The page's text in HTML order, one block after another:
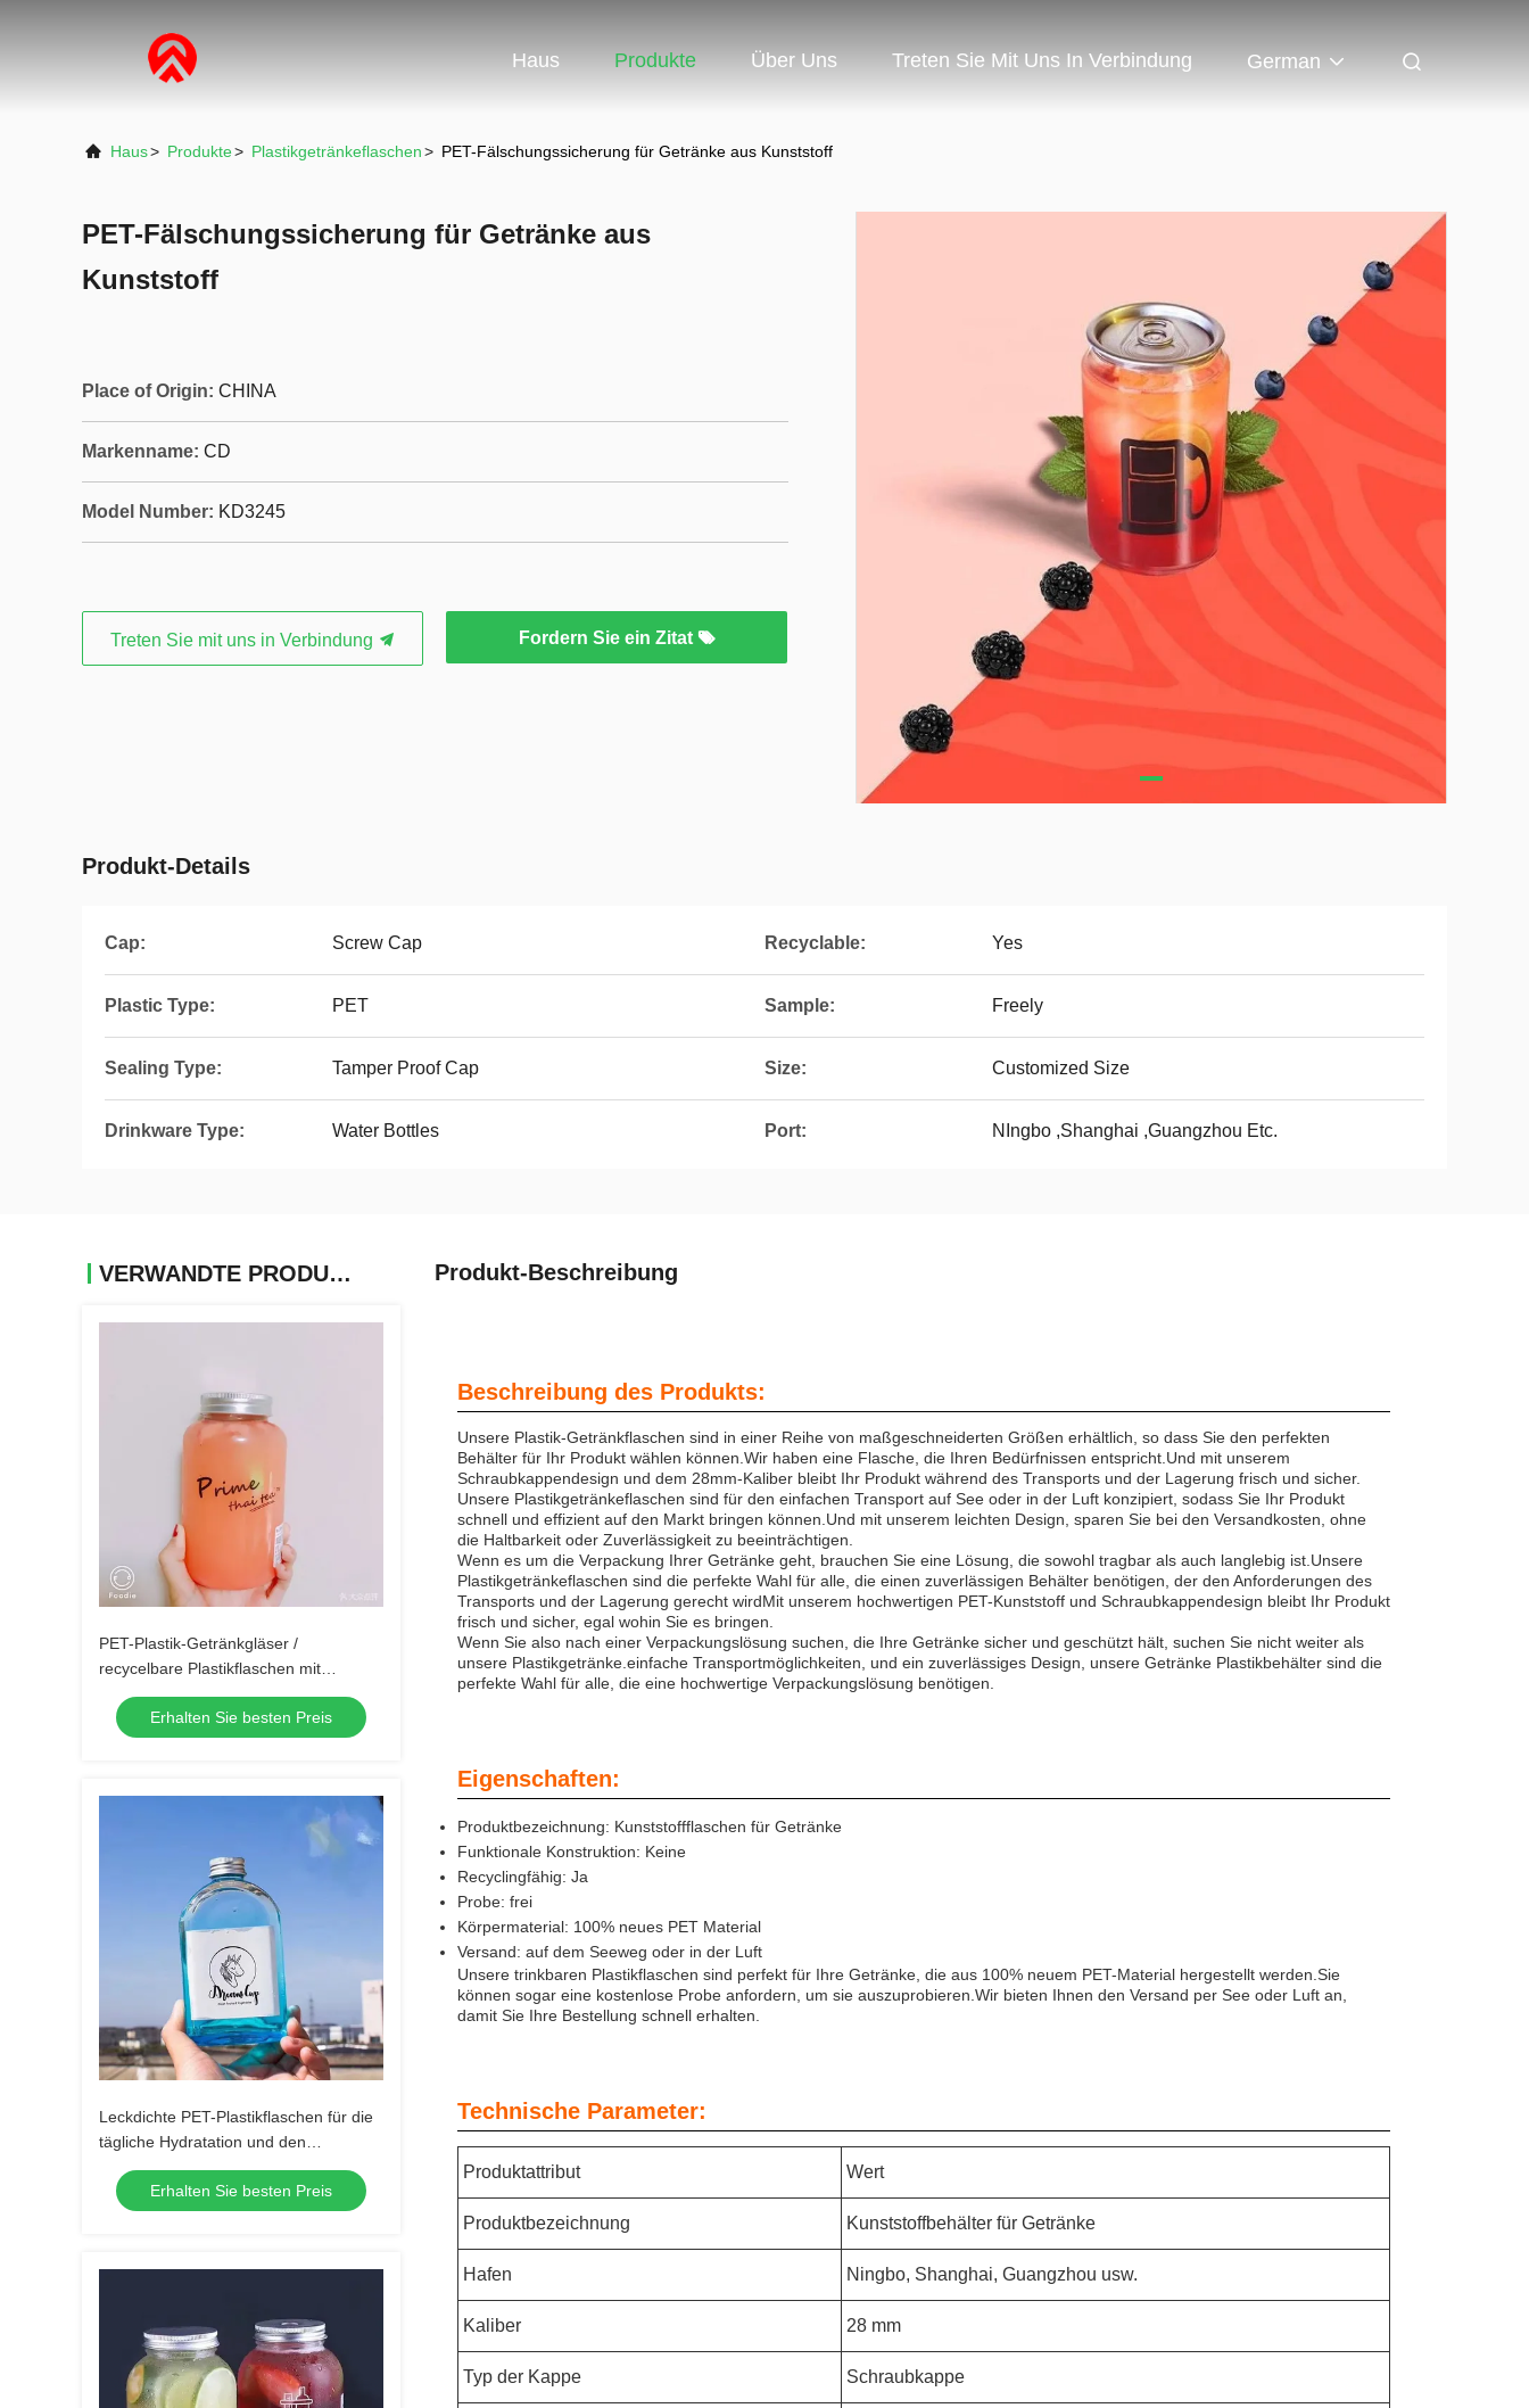
Haus Produkte Über Uns Treten Sie Mit Uns In Verbindung German
Haus> Produkte> Plastikgetränkeflaschen> PET-Fälschungssicherung für Getränke aus Kunststoff
PET-Fälschungssicherung für Getränke aus
Kunststoff
Place of Origin: CHINA
Markenname: CD
Model Number: KD3245
Treten Sie mit uns in Verbindung Fordern Sie ein Zitat
Produkt-Details
Cap: Screw Cap Recyclable: Yes
Plastic Type: PET Sample: Freely
Sealing Type: Tamper Proof Cap Size: Customized Size
Drinkware Type: Water Bottles Port: NIngbo ,Shanghai ,Guangzhou Etc.
VERWANDTE PRODUKTE
PET-Plastik-Getränkgläser /
recycelbare Plastikflaschen mit
manipulationssicherer Schraubkappe
Erhalten Sie besten Preis
Leckdichte PET-Plastikflaschen für die
tägliche Hydratation und den
Außenbereich
Erhalten Sie besten Preis
Produkt-Beschreibung
Beschreibung des Produkts:
Unsere Plastik-Getränkflaschen sind in einer Reihe von maßgeschneiderten Größen erhältlich, so dass Sie den perfekten
Behälter für Ihr Produkt wählen können.Wir haben eine Flasche, die Ihren Bedürfnissen entspricht.Und mit unserem
Schraubkappendesign und dem 28mm-Kaliber bleibt Ihr Produkt während des Transports und der Lagerung frisch und sicher.
Unsere Plastikgetränkeflaschen sind für den einfachen Transport auf See oder in der Luft konzipiert, sodass Sie Ihr Produkt
schnell und effizient auf den Markt bringen können.Und mit unserem leichten Design, sparen Sie bei den Versandkosten, ohne
die Haltbarkeit oder Zuverlässigkeit zu beeinträchtigen.
Wenn es um die Verpackung Ihrer Getränke geht, brauchen Sie eine Lösung, die sowohl tragbar als auch langlebig ist.Unsere
Plastikgetränkeflaschen sind die perfekte Wahl für alle, die einen zuverlässigen Behälter benötigen, der den Anforderungen des
Transports und der Lagerung gerecht wirdMit unserem hochwertigen PET-Kunststoff und Schraubkappendesign bleibt Ihr Produkt
frisch und sicher, egal wohin Sie es bringen.
Wenn Sie also nach einer Verpackungslösung suchen, die Ihre Getränke sicher und geschützt hält, suchen Sie nicht weiter als
unsere Plastikgetränke.einfache Transportmöglichkeiten, und ein zuverlässiges Design, unsere Getränke Plastikbehälter sind die
perfekte Wahl für alle, die eine hochwertige Verpackungslösung benötigen.
Eigenschaften:
Produktbezeichnung: Kunststoffflaschen für Getränke
Funktionale Konstruktion: Keine
Recyclingfähig: Ja
Probe: frei
Körpermaterial: 100% neues PET Material
Versand: auf dem Seeweg oder in der Luft
Unsere trinkbaren Plastikflaschen sind perfekt für Ihre Getränke, die aus 100% neuem PET-Material hergestellt werden.Sie
können sogar eine kostenlose Probe anfordern, um sie auszuprobieren.Wir bieten Ihnen den Versand per See oder Luft an,
damit Sie Ihre Bestellung schnell erhalten.
Technische Parameter:
Produktattribut Wert
Produktbezeichnung Kunststoffbehälter für Getränke
Hafen Ningbo, Shanghai, Guangzhou usw.
Kaliber 28 mm
Typ der Kappe Schraubkappe